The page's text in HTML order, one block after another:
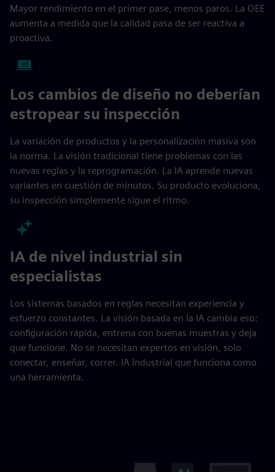
Mayor rendimiento en el primer pase, menos paros. La OEE
aumenta a medida que la calidad pasa de ser reactiva a
proactiva.
Los cambios de diseño no deberían
estropear su inspección
La variación de productos y la personalización masiva son
la norma. La visión tradicional tiene problemas con las
nuevas reglas y la reprogramación. La IA aprende nuevas
variantes en cuestión de minutos. Su producto evoluciona,
su inspección simplemente sigue el ritmo.
IA de nivel industrial sin
especialistas
Los sistemas basados en reglas necesitan experiencia y
esfuerzo constantes. La visión basada en la IA cambia eso:
configuración rápida, entrena con buenas muestras y deja
que funcione. No se necesitan expertos en visión, solo
conectar, enseñar, correr. IA Industrial que funciona como
una herramienta.